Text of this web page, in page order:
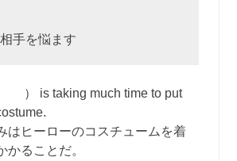
手を悩ます
） is taking much time to put
はヒーローのコスチュームを着
かることだ。